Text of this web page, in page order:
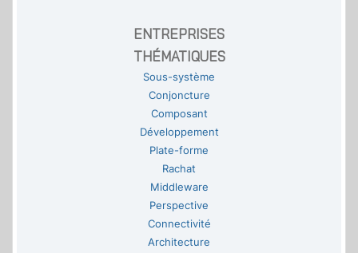
ENTREPRISES
THÉMATIQUES
Sous-système
Conjoncture
Composant
Développement
Plate-forme
Rachat
Middleware
Perspective
Connectivité
Architecture